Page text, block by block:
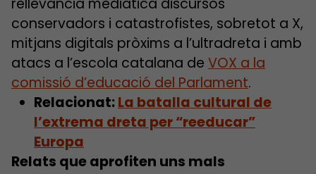
rellevància mediàtica discursos
conservadors i catastrofistes, sobretot a X,
mitjans digitals pròxims a l’ultradreta i amb
atacs a l’escola catalana de VOX a la
comissió d’educació del Parlament.
Relacionat:La batalla cultural de
l’extrema dreta per “reeducar”
Europa
Relats que aprofiten uns mals